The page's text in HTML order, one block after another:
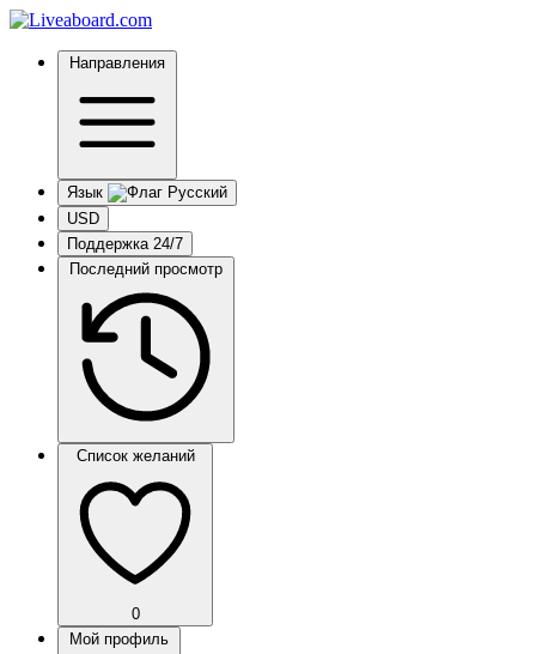
Направления
Язык
USD
Поддержка 24/7
Последний просмотр
Список желаний
0
Мой профиль